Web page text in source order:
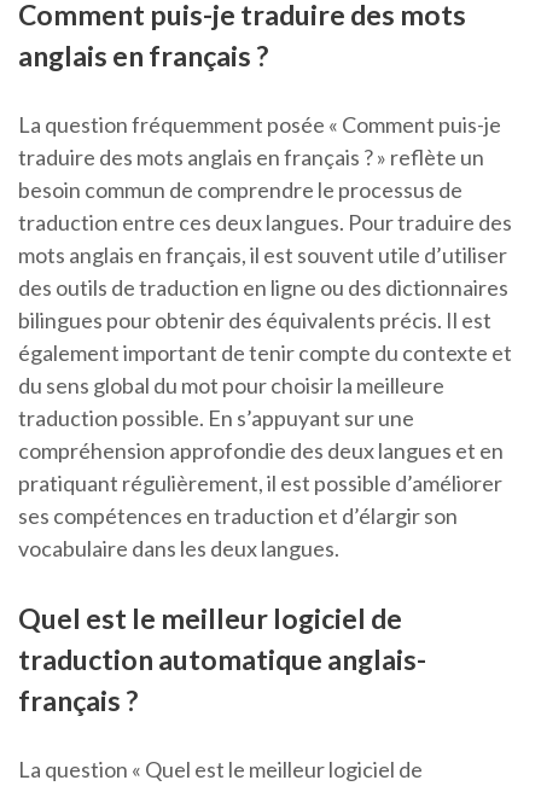
Comment puis-je traduire des mots
anglais en français ?
La question fréquemment posée « Comment puis-je
traduire des mots anglais en français ? » reflète un
besoin commun de comprendre le processus de
traduction entre ces deux langues. Pour traduire des
mots anglais en français, il est souvent utile d’utiliser
des outils de traduction en ligne ou des dictionnaires
bilingues pour obtenir des équivalents précis. Il est
également important de tenir compte du contexte et
du sens global du mot pour choisir la meilleure
traduction possible. En s’appuyant sur une
compréhension approfondie des deux langues et en
pratiquant régulièrement, il est possible d’améliorer
ses compétences en traduction et d’élargir son
vocabulaire dans les deux langues.
Quel est le meilleur logiciel de
traduction automatique anglais-
français ?
La question « Quel est le meilleur logiciel de